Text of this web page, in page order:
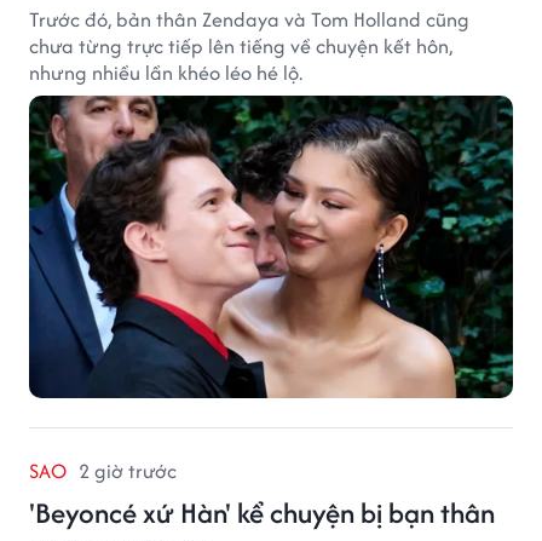
Trước đó, bản thân Zendaya và Tom Holland cũng
chưa từng trực tiếp lên tiếng về chuyện kết hôn,
nhưng nhiều lần khéo léo hé lộ.
SAO 2 giờ trước
'Beyoncé xứ Hàn' kể chuyện bị bạn thân